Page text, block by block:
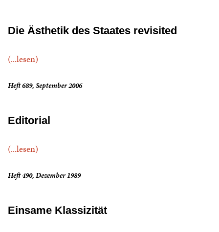
Die Ästhetik des Staates revisited
(...lesen)
Heft 689, September 2006
Editorial
(...lesen)
Heft 490, Dezember 1989
Einsame Klassizität